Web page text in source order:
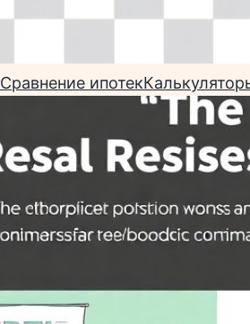
Сравнение ипотек